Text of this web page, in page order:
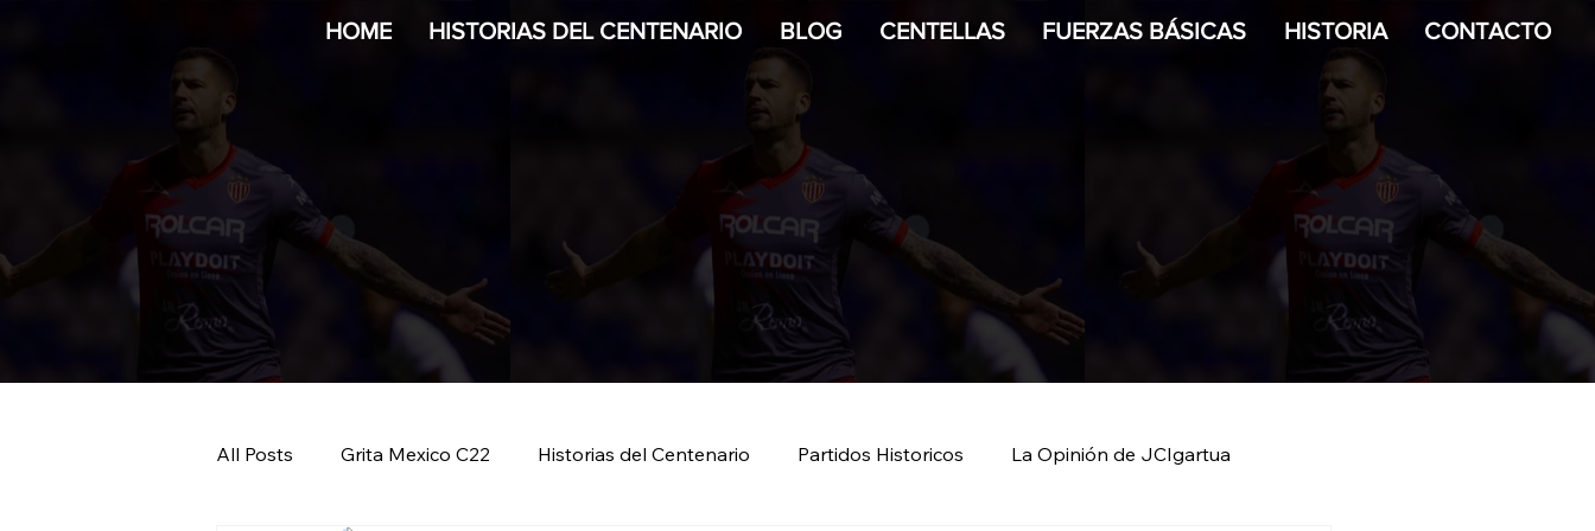
HOME HISTORIAS DEL CENTENARIO BLOG CENTELLAS FUERZAS BÁSICAS HISTORIA CONTACTO
All Posts Grita Mexico C22 Historias del Centenario Partidos Historicos La Opinión de JCIgartua